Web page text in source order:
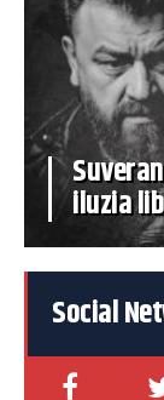
iluzia
Social